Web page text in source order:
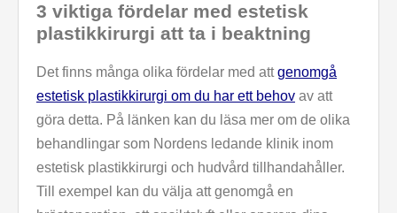
3 viktiga fördelar med estetisk
plastikkirurgi att ta i beaktning
Det finns många olika fördelar med attgenomgå
estetisk plastikkirurgi om du har ett behov av att
göra detta. På länken kan du läsa mer om de olika
behandlingar som Nordens ledande klinik inom
estetisk plastikkirurgi och hudvård tillhandahåller.
Till exempel kan du välja att genomgå en